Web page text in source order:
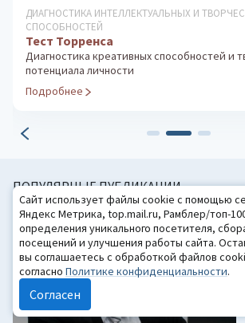
ДИАГНОСТИКА ИНТЕЛЛЕКТУАЛЬНЫХ И
СПОСОБНОСТЕЙ
Тест Торренса
Диагностика креативных способностей и
потенциала личности
Подробнее
ПОПУЛЯРНЫЕ ПУБЛИКАЦИИ
Сайт использует файлы cookie с помощью
Яндекс Метрика, top.mail.ru, Рамблер/топ-
определения уникального посетителя,
посещений и улучшения работы сайта.
вы соглашаетесь с обработкой файлов
согласно Политике конфиденциальности.
Согласен